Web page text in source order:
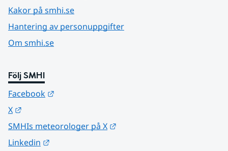
Kakor på smhi.se
Hantering av personuppgifter
Om smhi.se
Följ SMHI
Facebook
X
SMHIs meteorologer på X
Linkedin